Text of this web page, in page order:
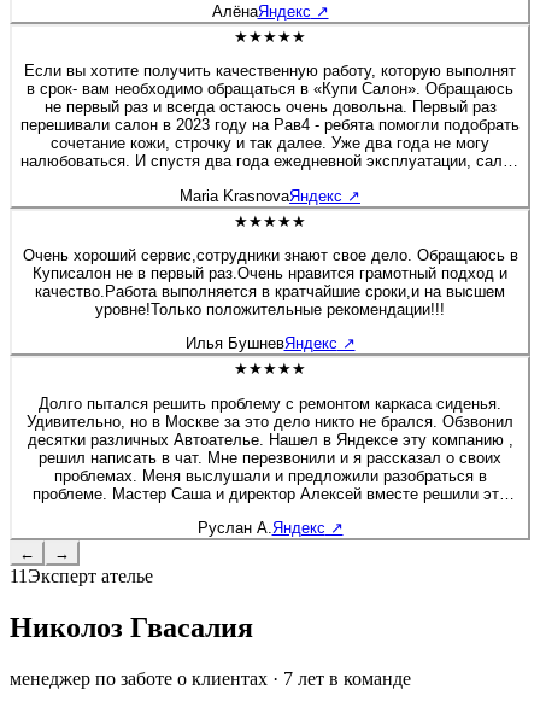
АлёнаЯндекс ↗
★★★★★
Если вы хотите получить качественную работу, которую выполнят
в срок- вам необходимо обращаться в «Купи Салон». Обращаюсь
не первый раз и всегда остаюсь очень довольна. Первый раз
перешивали салон в 2023 году на Рав4 - ребята помогли подобрать
сочетание кожи, строчку и так далее. Уже два года не могу
налюбоваться. И спустя два года ежедневной эксплуатации, салон
на Солярисе. Здесь работают профессионалы своего дела!
Maria KrasnovaЯндекс ↗
★★★★★
Очень хороший сервис,сотрудники знают свое дело. Обращаюсь в
Куписалон не в первый раз.Очень нравится грамотный подход и
качество.Работа выполняется в кратчайшие сроки,и на высшем
уровне!Только положительные рекомендации!!!
Илья БушневЯндекс ↗
★★★★★
Долго пытался решить проблему с ремонтом каркаса сиденья.
Удивительно, но в Москве за это дело никто не брался. Обзвонил
десятки различных Автоателье. Нашел в Яндексе эту компанию ,
решил написать в чат. Мне перезвонили и я рассказал о своих
проблемах. Меня выслушали и предложили разобраться в
проблеме. Мастер Саша и директор Алексей вместе решили это
вовлечен в работу, помогал своим сотрудникам и через 2 дня мне
позвонил, чтобы узнать результат. Купи салон - профессионалы! К
Руслан А. Яндекс ↗
←
→
11Эксперт ателье
Николоз Гвасалия
менеджер по заботе о клиентах · 7 лет в команде